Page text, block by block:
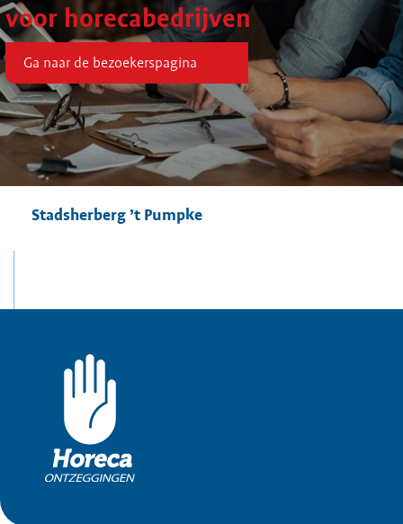
voor horecabedrijven
Ga naar de bezoekerspagina
Stadsherberg ’t Pumpke